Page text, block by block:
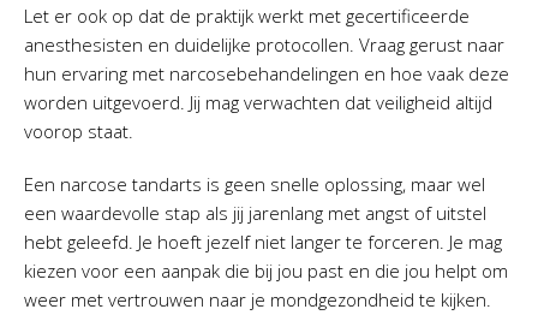
Let er ook op dat de praktijk werkt met gecertificeerde
anesthesisten en duidelijke protocollen. Vraag gerust naar
hun ervaring met narcosebehandelingen en hoe vaak deze
worden uitgevoerd. Jij mag verwachten dat veiligheid altijd
voorop staat.
Een narcose tandarts is geen snelle oplossing, maar wel
een waardevolle stap als jij jarenlang met angst of uitstel
hebt geleefd. Je hoeft jezelf niet langer te forceren. Je mag
kiezen voor een aanpak die bij jou past en die jou helpt om
weer met vertrouwen naar je mondgezondheid te kijken.